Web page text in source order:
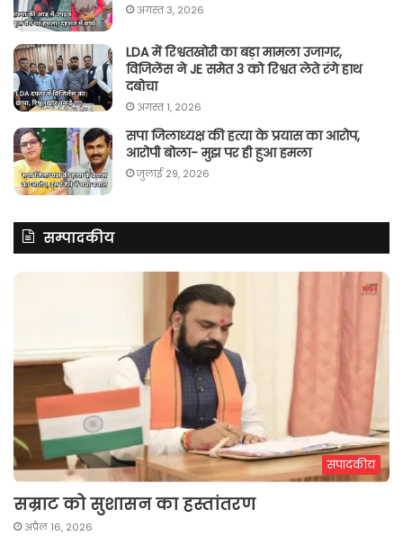
अगस्त 3, 2026
LDA में रिश्वतखोरी का बड़ा मामला उजागर,
विजिलेंस ने JE समेत 3 को रिश्वत लेते रंगे हाथ
दबोचा
अगस्त 1, 2026
सपा जिलाध्यक्ष की हत्या के प्रयास का आरोप,
आरोपी बोला- मुझ पर ही हुआ हमला
जुलाई 29, 2026
सम्पादकीय
संपादकीय
सम्राट को सुशासन का हस्तांतरण
अप्रैल 16, 2026